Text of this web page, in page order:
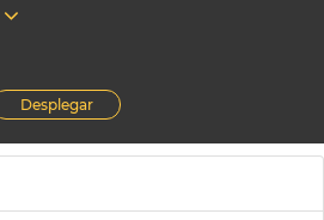
Desplegar